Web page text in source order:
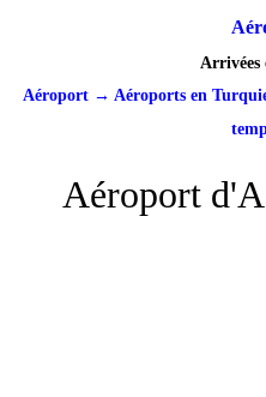
Arrivées
Aéroport → Aéroports en
Aéroport